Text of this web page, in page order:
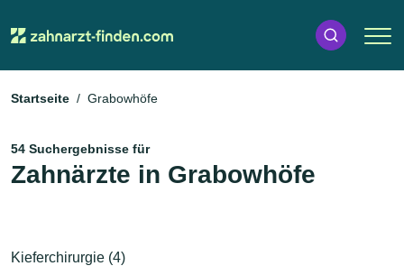
Startseite Grabowhöfe
54 Suchergebnisse für
Zahnärzte in Grabowhöfe
Kieferchirurgie (4)